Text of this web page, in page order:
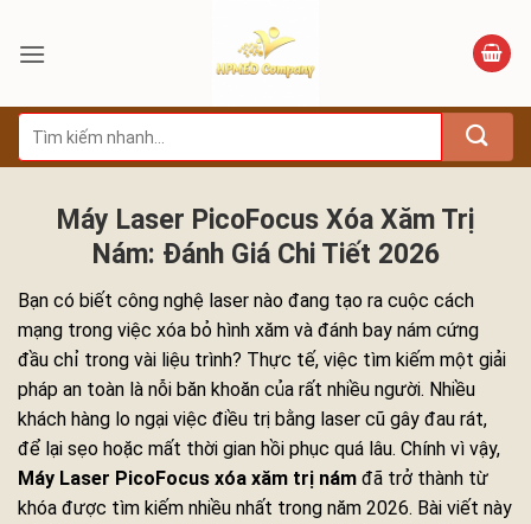
qua
dung
Tìm
kiếm:
Máy Laser PicoFocus Xóa Xăm Trị
Nám: Đánh Giá Chi Tiết 2026
Bạn có biết công nghệ laser nào đang tạo ra cuộc cách
mạng trong việc xóa bỏ hình xăm và đánh bay nám cứng
đầu chỉ trong vài liệu trình? Thực tế, việc tìm kiếm một giải
pháp an toàn là nỗi băn khoăn của rất nhiều người. Nhiều
khách hàng lo ngại việc điều trị bằng laser cũ gây đau rát,
để lại sẹo hoặc mất thời gian hồi phục quá lâu. Chính vì vậy,
Máy Laser PicoFocus xóa xăm trị nám đã trở thành từ
khóa được tìm kiếm nhiều nhất trong năm 2026. Bài viết này